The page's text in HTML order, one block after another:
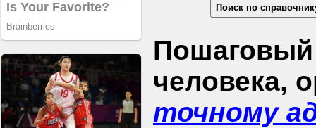
Пошаговый
человека,
точному